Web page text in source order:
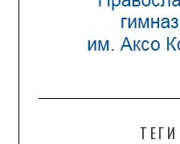
ТЕГИ